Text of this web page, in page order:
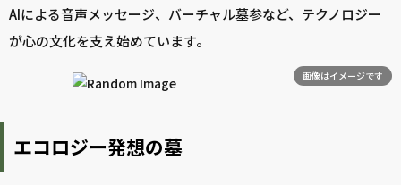
AIによる音声メッセージ、バーチャル墓参など、テクノロジー
が心の文化を支え始めています。
画像はイメージです
エコロジー発想の墓